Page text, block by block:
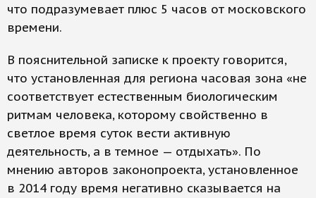
что подразумевает плюс 5 часов от московского
времени.
В пояснительной записке к проекту говорится,
что установленная для региона часовая зона «не
соответствует естественным биологическим
ритмам человека, которому свойственно в
светлое время суток вести активную
деятельность, а в темное — отдыхать». По
мнению авторов законопроекта, установленное
в 2014 году время негативно сказывается на